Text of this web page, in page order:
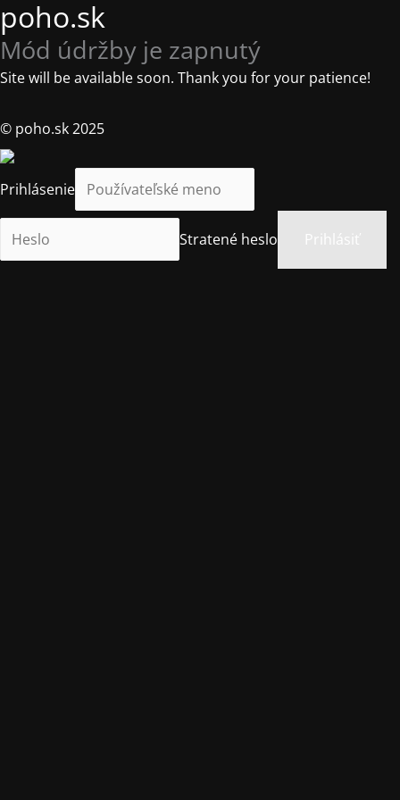
poho.sk
Mód údržby je zapnutý
Site will be available soon. Thank you for your patience!
© poho.sk 2025
Prihlásenie
Stratené heslo